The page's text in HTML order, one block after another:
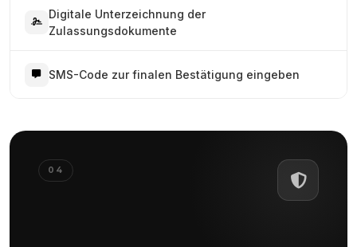
Digitale Unterzeichnung der
Zulassungsdokumente
SMS-Code zur finalen Bestätigung eingeben
04